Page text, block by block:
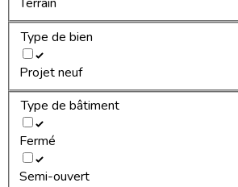
Type de bien
Projet neuf
Type de bâtiment
Fermé
Semi-ouvert